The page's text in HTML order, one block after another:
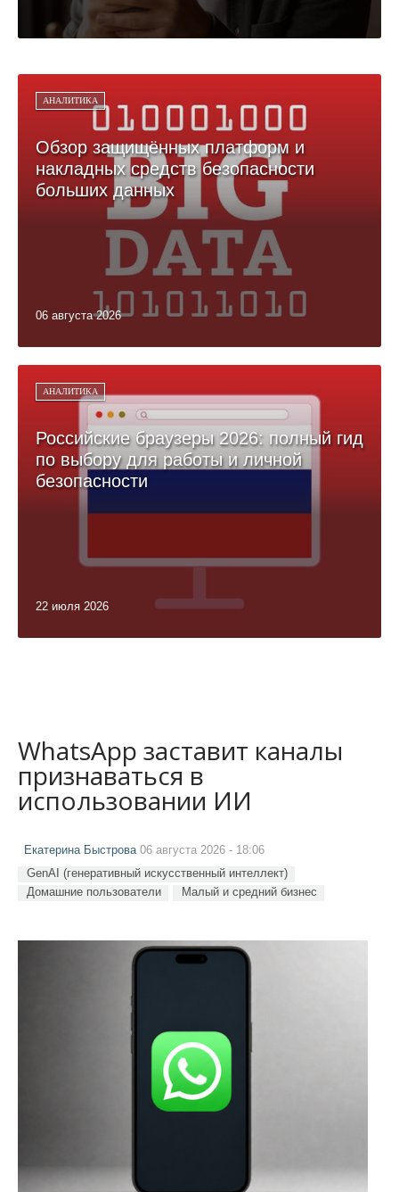
АНАЛИТИКА
Обзор защищённых платформ и
накладных средств безопасности
больших данных
06 августа 2026
АНАЛИТИКА
Российские браузеры 2026: полный гид
по выбору для работы и личной
безопасности
22 июля 2026
WhatsApp заставит каналы
признаваться в
использовании ИИ
Екатерина Быстрова06 августа 2026 - 18:06
GenAI (генеративный искусственный интеллект)
Домашние пользователи
Малый и средний бизнес